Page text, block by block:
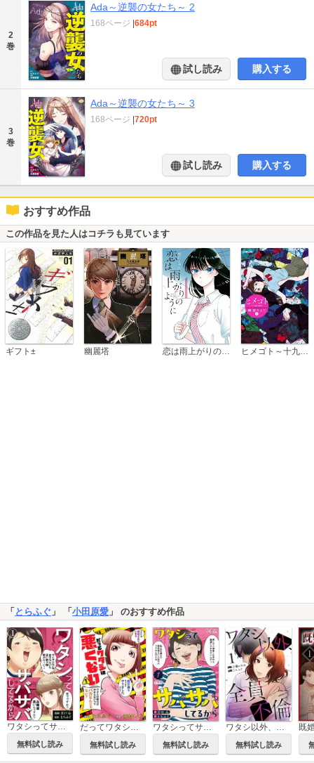
2
巻
Ada～逆襲の女たち～ 2
168ページ |684pt
試し読み 購入する
3
巻
Ada～逆襲の女たち～ 3
168ページ |720pt
試し読み 購入する
おすすめ作品
この作品を見た人はコチラも見ています
ギフト± 幽麗塔 ヒメゴト～十九歳の制服～
「とらふぐ 」 「小田原愛 」 のおすすめ作品
ワタシってサバサバしてるから
無料試し読み
だってワタシは悪くない
無料試し読み 無料試し読み 無料試し読み